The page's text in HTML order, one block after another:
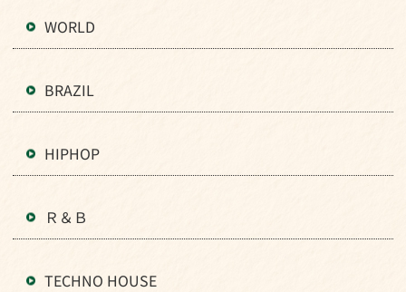
WORLD
BRAZIL
HIPHOP
Ｒ＆Ｂ
TECHNO HOUSE